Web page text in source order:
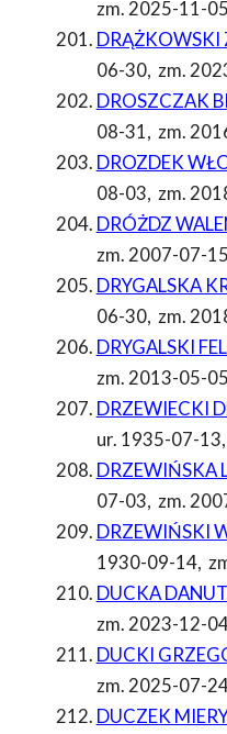
zm. 2025-11-05
DRĄŻKOWSKI
06-30, zm.
DROSZCZAK
08-31, zm.
DROZDEK
08-03, zm.
DRÓŻDZ
zm. 2007-07-15
DRYGALSKA
06-30, zm.
DRYGALSKI
zm. 2013-05-05
DRZEWIECKI
ur. 1935-07-13,
DRZEWIŃSKA
07-03, zm.
DRZEWIŃSKI
1930-09-14,
DUCKA
zm. 2023-12-
DUCKI
zm. 2025-07-
DUCZEK